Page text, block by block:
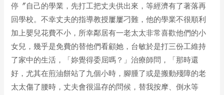
停〞自己的學業，先打工把丈夫供出來，等經濟有了著落再
回學校。不幸丈夫的指導教授屢屢刁難，他的學業不很順利
加上嬰兒花費不小，所幸鄰居有一老太太非常喜歡他們的小
女兒，幾乎是免費的替他們看顧她，台敏於是打三份工維持
了家中的生活，「妳覺得委屈嗎？」治療師問，「那時還
好，尤其在煎油餅站了九個小時，腳腫了或是搬動殘障的老
太太傷了腰時，丈夫會很温存的問候，替我按摩、倒水等